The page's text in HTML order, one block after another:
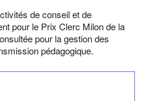
de conseil et de
pour le Prix Clerc Milon de la
pour la gestion des
pédagogique.